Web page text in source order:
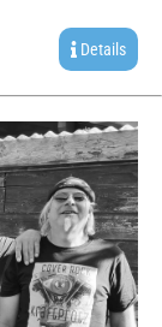
Details